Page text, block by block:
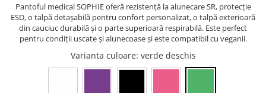
Pixuri cu gel
Stilouri
Seturi de scris Premium
Instrumente de scris eco
Creioane mecanice si grafit
Pantoful medical SOPHIE oferă rezistență la alunecare SR, protecție
ESD, o talpă detașabilă pentru confort personalizat, o talpă exterioară
din cauciuc durabilă și o parte superioară respirabilă. Este perfect
pentru condiții uscate și alunecoase și este compatibil cu veganii.
Varianta culoare: verde deschis